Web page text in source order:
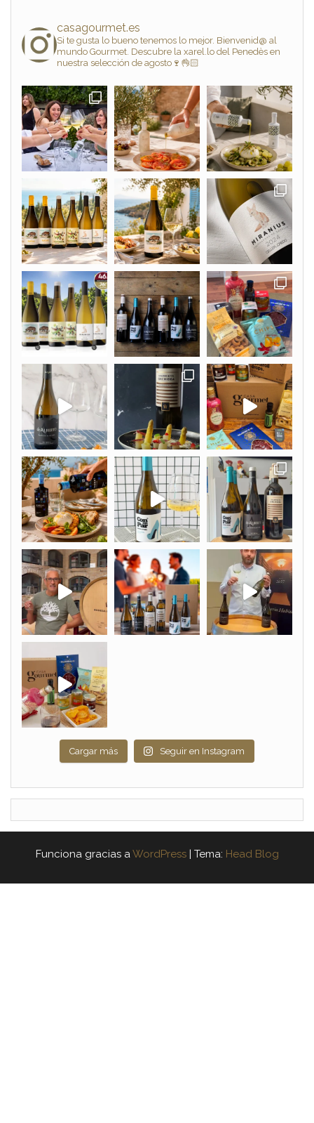
casagourmet.es
Si te gusta lo bueno tenemos lo mejor. Bienvenid@ al
mundo Gourmet. Descubre la xarel.lo del Penedès en
nuestra selección de agosto🍷👌🏻
Cargar más Seguir en Instagram
Funciona gracias aWordPress | Tema: Head Blog